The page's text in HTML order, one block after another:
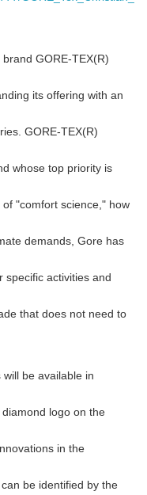
GORE-TEX(R)
its offering with an
GORE-TEX(R)
whose top priority is
"comfort science," how
demands, Gore has
specific activities and
that does not need to
be available in
logo on the
in the
be identified by the